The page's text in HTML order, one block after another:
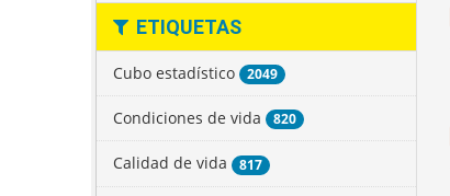
ETIQUETAS
Cubo estadístico 2049
Condiciones de vida 820
Calidad de vida 817